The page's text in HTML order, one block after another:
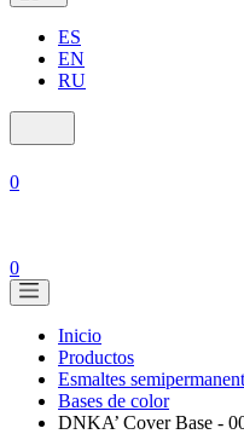
ES
EN
RU
0
0
Inicio
Productos
Esmaltes
Bases de color
DNKA’ Cover Base -